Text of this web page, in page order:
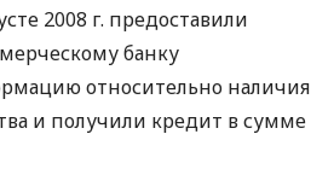
2008 г. предоставили
банку
относительно наличия
и получили кредит в сумме